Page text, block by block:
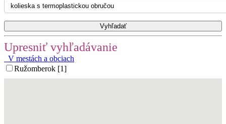
Upresniť vyhľadávanie
V mestách a obciach
Ružomberok [1]